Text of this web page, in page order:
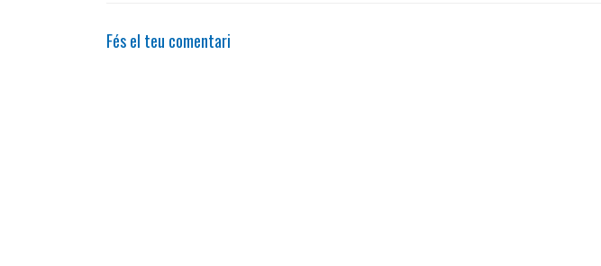
Fés el teu comentari